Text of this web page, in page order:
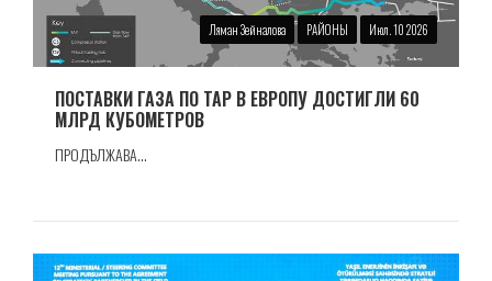
Ляман Зейналова РАЙОНЫ Июл. 10 2026
ПОСТАВКИ ГАЗА ПО TAP В ЕВРОПУ ДОСТИГЛИ 60
МЛРД КУБОМЕТРОВ
ПРОДЪЛЖАВА...